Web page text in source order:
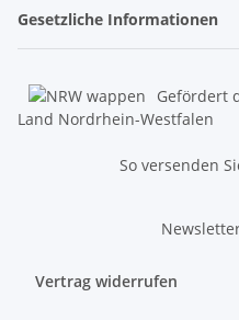
Gesetzliche Informationen
Gefördert
Land Nordrhein-Westfalen
So versenden
Vertrag widerrufen